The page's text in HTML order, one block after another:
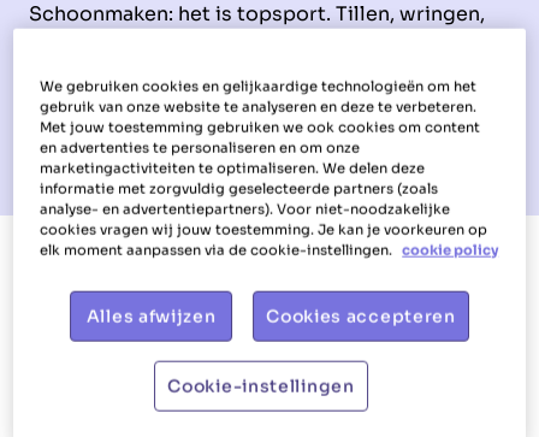
Schoonmaken: het is topsport. Tillen, wringen,
Maar hoe blijf je fit en voorkom je blessures op
de werkvloer? Simpel.
Door net als topsporters uit te blinken in de
ideale houding. Klaar? Go!
Powered by
Translate
Je houding
We gebruiken cookies en gelijkaardige technologieën om het
gebruik van onze website te analyseren en deze te verbeteren.
Met jouw toestemming gebruiken we ook cookies om content
en advertenties te personaliseren en om onze
marketingactiviteiten te optimaliseren. We delen deze
informatie met zorgvuldig geselecteerde partners (zoals
analyse- en advertentiepartners). Voor niet-noodzakelijke
cookies vragen wij jouw toestemming. Je kan je voorkeuren op
elk moment aanpassen via de cookie-instellingen. cookie policy
Alles afwijzen Cookies accepteren
Cookie-instellingen